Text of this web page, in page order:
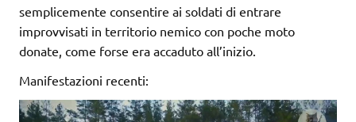
semplicemente consentire ai soldati di entrare
improvvisati in territorio nemico con poche moto
donate, come forse era accaduto all’inizio.
Manifestazioni recenti: